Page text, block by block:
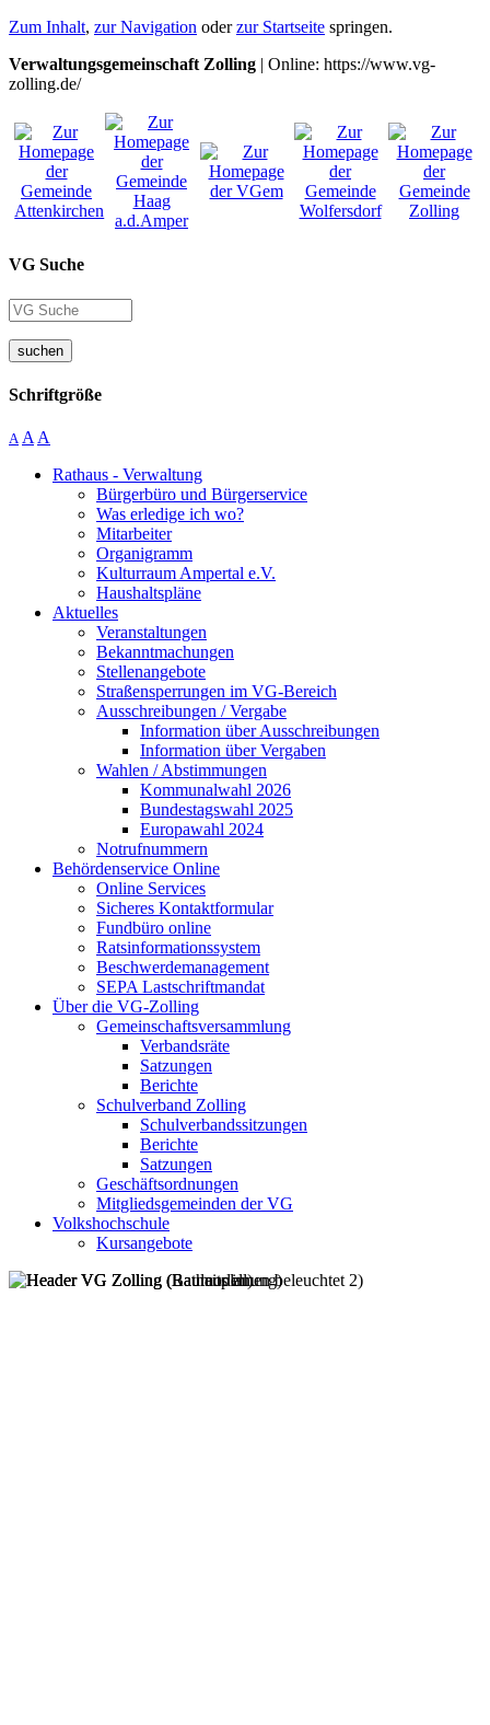
Zum Inhalt, zur Navigation oderzur Startseite springen.
Verwaltungsgemeinschaft Zolling | Online: https://www.vg-
zolling.de/
VG Suche
suchen
Schriftgröße
A A A
Rathaus - Verwaltung
Bürgerbüro und Bürgerservice
Was erledige ich wo?
Mitarbeiter
Organigramm
Kulturraum Ampertal e.V.
Haushaltspläne
Aktuelles
Veranstaltungen
Bekanntmachungen
Stellenangebote
Straßensperrungen im VG-Bereich
Ausschreibungen / Vergabe
Information über Ausschreibungen
Information über Vergaben
Wahlen / Abstimmungen
Kommunalwahl 2026
Bundestagswahl 2025
Europawahl 2024
Notrufnummern
Behördenservice Online
Online Services
Sicheres Kontaktformular
Fundbüro online
Ratsinformationssystem
Beschwerdemanagement
SEPA Lastschriftmandat
Über die VG-Zolling
Gemeinschaftsversammlung
Verbandsräte
Satzungen
Berichte
Schulverband Zolling
Schulverbandssitzungen
Berichte
Satzungen
Geschäftsordnungen
Mitgliedsgemeinden der VG
Volkshochschule
Kursangebote